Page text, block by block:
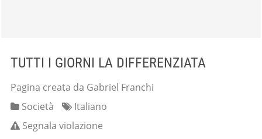
TUTTI I GIORNI LA DIFFERENZIATA
Pagina creata da Gabriel Franchi
Società
Italiano
Segnala violazione